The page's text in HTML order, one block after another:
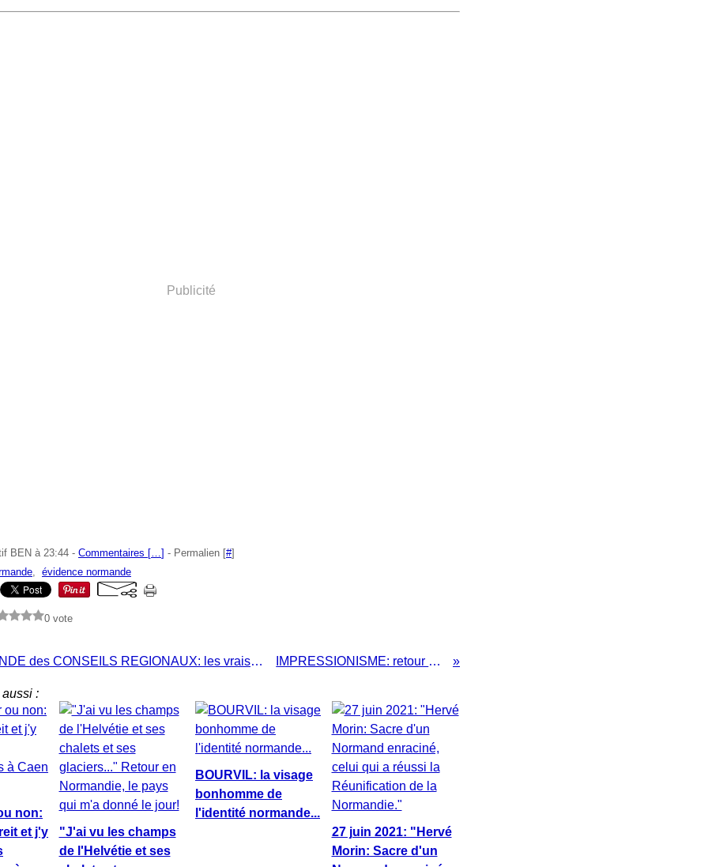
Publicité
BEN à 23:44 - Commentaires […] - Permalien [#]
, évidence normande
0 vote
PROPAGANDE des CONSEILS REGIONAUX: les vrais partisans de la REUNIFICATION s'affrontent aux tartufes IMPRESSIONISME: retour de l'évidence normande en 2016
aussi :
non:
et j'y
"J'ai vu les champs
de l'Helvétie et ses
BOURVIL: la visage
bonhomme de
l'identité normande...
27 juin 2021: "Hervé
Morin: Sacre d'un